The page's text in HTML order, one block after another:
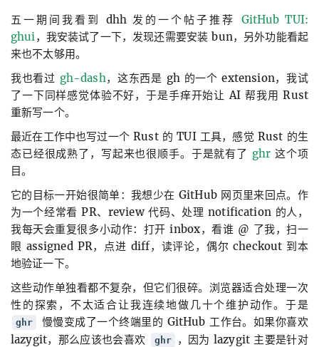
About
五一期间我看到 dhh 发的一个帖子推荐 GitHub TUI:
ghui，我安装试了一下，发现还需要安装 bun，另外功能看起
来也不太够用。
我也看过 gh-dash，这东西是 gh 的一个 extension，我试
了一下同样感觉体验不好，于是手痒开始让 AI 帮我用 Rust
重新写一个。
最近在工作中也写过一个 Rust 的 TUI 工具，感觉 Rust 的生
态已经很成熟了，写起来也很顺手。于是就有了 ghr 这个项
目。
它的目标一开始很简单：我想少在 GitHub 网页里来回点。作
为一个经常看 PR、review 代码、处理 notification 的人，
我每天会重复很多小动作：打开 inbox，看谁 @ 了我，扫一
眼 assigned PR，点进 diff，读评论，偶尔 checkout 到本
地验证一下。
这些动作单独看都不复杂，但它们很碎。浏览器适合处理一次
性的探索，不太适合让我连续地做几十个维护动作。于是
ghr
慢慢变成了一个终端里的 GitHub 工作台。如果你喜欢
lazygit，那么应该也会喜欢
ghr
，因为 lazygit 主要是针对